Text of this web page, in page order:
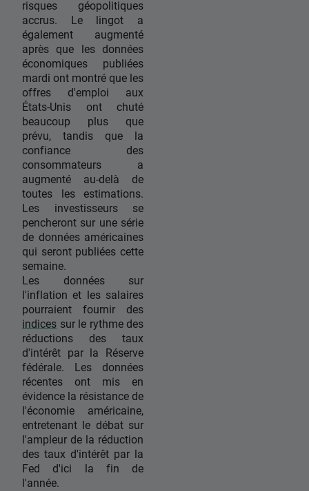
risques géopolitiques
accrus. Le lingot a
également augmenté
après que les données
économiques publiées
mardi ont montré que les
offres d'emploi aux
États-Unis ont chuté
beaucoup plus que
prévu, tandis que la
confiance des
consommateurs a
augmenté au-delà de
toutes les estimations.
Les investisseurs se
pencheront sur une série
de données américaines
qui seront publiées cette
semaine.
Les données sur
l'inflation et les salaires
pourraient fournir des
indices sur le rythme des
réductions des taux
d'intérêt par la Réserve
fédérale. Les données
récentes ont mis en
évidence la résistance de
l'économie américaine,
entretenant le débat sur
l'ampleur de la réduction
des taux d'intérêt par la
Fed d'ici la fin de
l'année.